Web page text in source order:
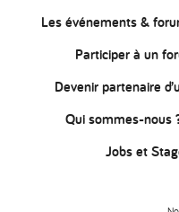
Les événements &
Participer à un
Devenir partenaire
Qui sommes-nous
Jobs et